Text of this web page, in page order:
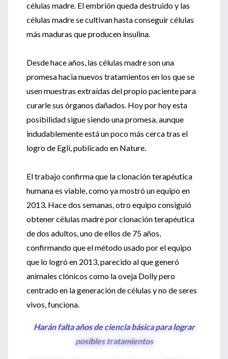
células madre. El embrión queda destruido y las
células madre se cultivan hasta conseguir células
más maduras que producen insulina.
Desde hace años, las células madre son una
promesa hacia nuevos tratamientos en los que se
usen muestras extraídas del propio paciente para
curarle sus órganos dañados. Hoy por hoy esta
posibilidad sigue siendo una promesa, aunque
indudablemente está un poco más cerca tras el
logro de Egli, publicado en Nature.
El trabajo confirma que la clonación terapéutica
humana es viable, como ya mostró un equipo en
2013. Hace dos semanas, otro equipo consiguió
obtener células madre por clonación terapéutica
de dos adultos, uno de ellos de 75 años,
confirmando que el método usado por el equipo
que lo logró en 2013, parecido al que generó
animales clónicos como la oveja Dolly pero
centrado en la generación de células y no de seres
vivos, funciona.
Harán falta años de ciencia básica para lograr
posibles tratamientos